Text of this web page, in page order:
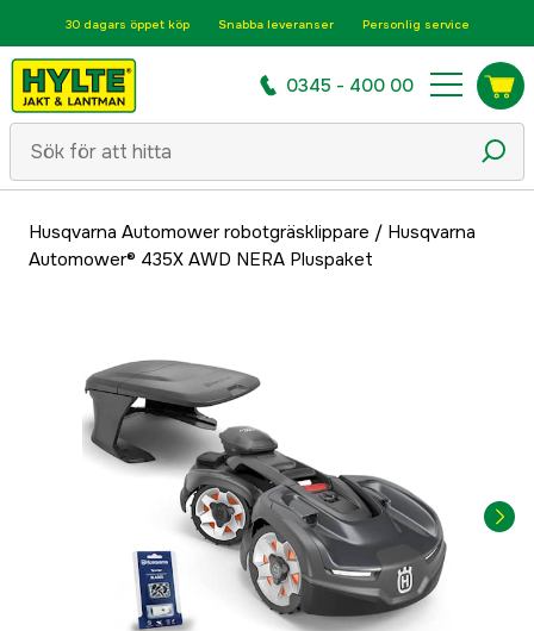
30 dagars öppet köp Snabba leveranser Personlig service
0345 - 400 00
Husqvarna Automower robotgräsklippare / Husqvarna
Automower® 435X AWD NERA Pluspaket